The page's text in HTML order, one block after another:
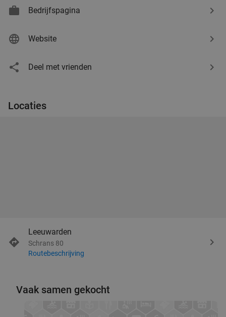
Bedrijfspagina
Website
Deel met vrienden
Locaties
Leeuwarden
Schrans 80
Routebeschrijving
Vaak samen gekocht